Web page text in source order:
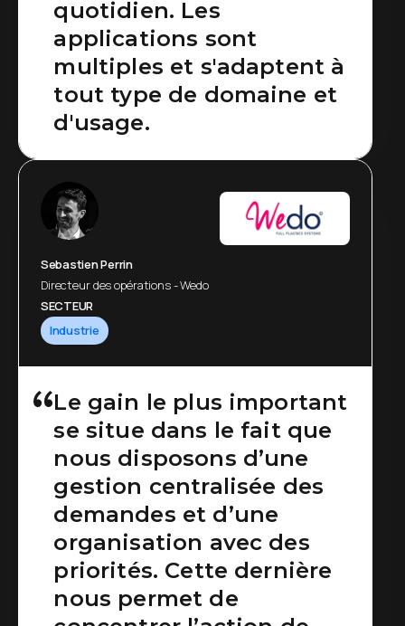
quotidien. Les
applications sont
multiples et s'adaptent à
tout type de domaine et
d'usage.
Sebastien Perrin
Directeur des opérations - Wedo
SECTEUR
Industrie
Le gain le plus important
se situe dans le fait que
nous disposons d’une
gestion centralisée des
demandes et d’une
organisation avec des
priorités. Cette dernière
nous permet de